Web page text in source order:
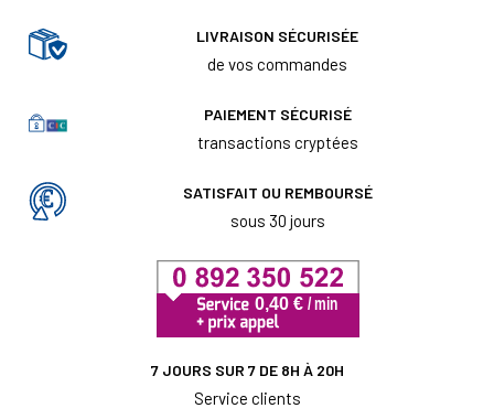
LIVRAISON SÉCURISÉE
de vos commandes
PAIEMENT SÉCURISÉ
transactions cryptées
SATISFAIT OU REMBOURSÉ
sous 30 jours
7 JOURS SUR 7 DE 8H À 20H
Service clients